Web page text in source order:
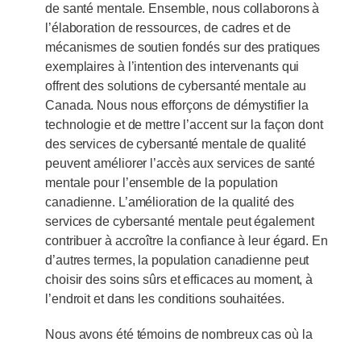
de santé mentale. Ensemble, nous collaborons à
l’élaboration de ressources, de cadres et de
mécanismes de soutien fondés sur des pratiques
exemplaires à l’intention des intervenants qui
offrent des solutions de cybersanté mentale au
Canada. Nous nous efforçons de démystifier la
technologie et de mettre l’accent sur la façon dont
des services de cybersanté mentale de qualité
peuvent améliorer l’accès aux services de santé
mentale pour l’ensemble de la population
canadienne. L’amélioration de la qualité des
services de cybersanté mentale peut également
contribuer à accroître la confiance à leur égard. En
d’autres termes, la population canadienne peut
choisir des soins sûrs et efficaces au moment, à
l’endroit et dans les conditions souhaitées.
Nous avons été témoins de nombreux cas où la